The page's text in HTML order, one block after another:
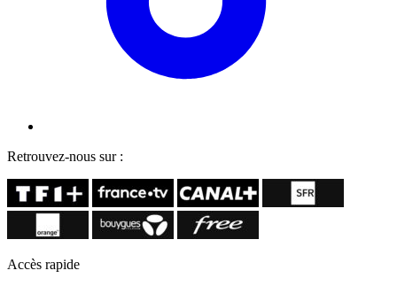
Retrouvez-nous sur :
Accès rapide